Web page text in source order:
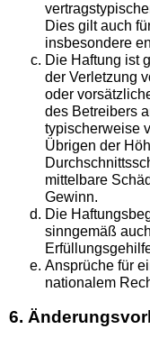
Dies gilt auch
insbesondere
Die Haftung ist
der Verletzung
oder
des Betreibers
typischerweise
Übrigen der
mittelbare
Gewinn.
Die
sinngemäß
Ansprüche für
nationalem
6.